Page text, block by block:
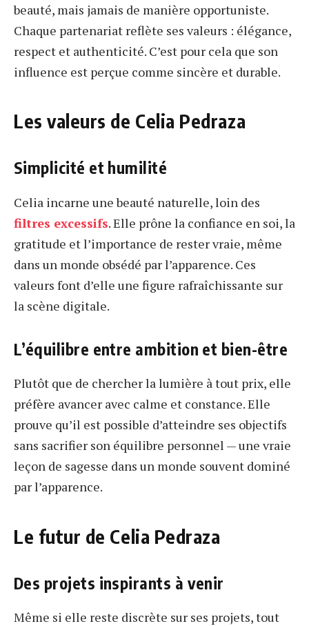
beauté, mais jamais de manière opportuniste.
Chaque partenariat reflète ses valeurs : élégance,
respect et authenticité. C’est pour cela que son
influence est perçue comme sincère et durable.
Les valeurs de Celia Pedraza
Simplicité et humilité
Celia incarne une beauté naturelle, loin des
filtres excessifs. Elle prône la confiance en soi, la
gratitude et l’importance de rester vraie, même
dans un monde obsédé par l’apparence. Ces
valeurs font d’elle une figure rafraîchissante sur
la scène digitale.
L’équilibre entre ambition et bien-être
Plutôt que de chercher la lumière à tout prix, elle
préfère avancer avec calme et constance. Elle
prouve qu’il est possible d’atteindre ses objectifs
sans sacrifier son équilibre personnel — une vraie
leçon de sagesse dans un monde souvent dominé
par l’apparence.
Le futur de Celia Pedraza
Des projets inspirants à venir
Même si elle reste discrète sur ses projets, tout